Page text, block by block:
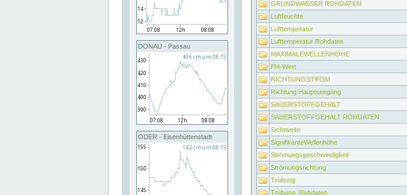
DONAU - Passau
ODER - Eisenhüttenstadt
GRUNDWASSER ROHDATEN
Luftfeuchte
Lufttemperatur
Lufttemperatur Rohdaten
MAXIMALEWELLENHÖHE
PH-Wert
RICHTUNGSTROM
Richtung Hauptseegang
SAUERSTOFFGEHALT
SAUERSTOFFGEHALT ROHDATEN
Sichtweite
SignifikanteWellenhöhe
Strömungsgeschwindigkeit
Strömungsrichtung
Trübung
Trübung_Rohdaten